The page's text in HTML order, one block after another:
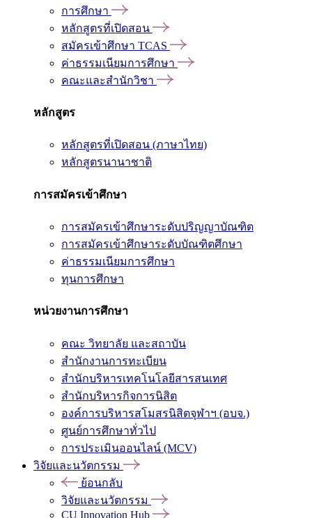
การศึกษา
หลักสูตรที่เปิดสอน
สมัครเข้าศึกษา TCAS
ค่าธรรมเนียมการศึกษา
คณะและสำนักวิชา
หลักสูตร
หลักสูตรที่เปิดสอน (ภาษาไทย)
หลักสูตรนานาชาติ
การสมัครเข้าศึกษา
การสมัครเข้าศึกษาระดับปริญญาบัณฑิต
การสมัครเข้าศึกษาระดับบัณฑิตศึกษา
ค่าธรรมเนียมการศึกษา
ทุนการศึกษา
หน่วยงานการศึกษา
คณะ วิทยาลัย และสถาบัน
สำนักงานการทะเบียน
สำนักบริหารเทคโนโลยีสารสนเทศ
สำนักบริหารกิจการนิสิต
องค์การบริหารสโมสรนิสิตจุฬาฯ (อบจ.)
ศูนย์การศึกษาทั่วไป
การประเมินออนไลน์ (MCV)
วิจัยและนวัตกรรม
ย้อนกลับ
วิจัยและนวัตกรรม
CU Innovation Hub